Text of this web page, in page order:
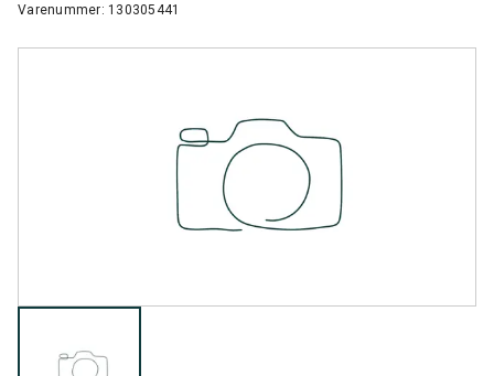
Varenummer: 130305441